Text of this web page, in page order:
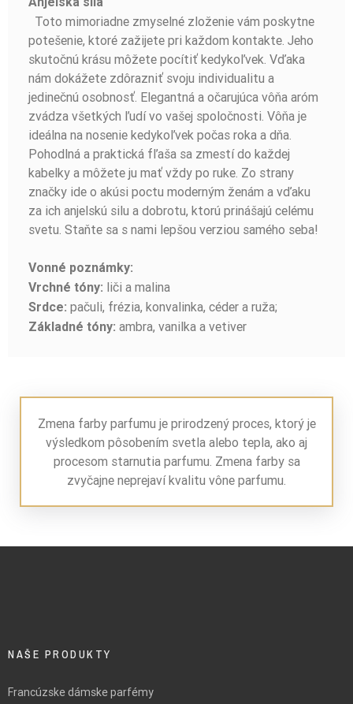
Toto mimoriadne zmyselné zloženie vám poskytne
potešenie, ktoré zažijete pri každom kontakte. Jeho
skutočnú krásu môžete pocítiť kedykoľvek. Vďaka
nám dokážete zdôrazniť svoju individualitu a
jedinečnú osobnosť. Elegantná a očarujúca vôňa aróm
zvádza všetkých ľudí vo vašej spoločnosti. Vôňa je
ideálna na nosenie kedykoľvek počas roka a dňa.
Pohodlná a praktická fľaša sa zmestí do každej
kabelky a môžete ju mať vždy po ruke. Zo strany
značky ide o akúsi poctu moderným ženám a vďaku
za ich anjelskú silu a dobrotu, ktorú prinášajú celému
svetu. Staňte sa s nami lepšou verziou samého seba!
Vonné poznámky:
Vrchné tóny: liči a malina
Srdce: pačuli, frézia, konvalinka, céder a ruža;
Základné tóny: ambra, vanilka a vetiver
Zmena farby parfumu je prirodzený proces, ktorý je
výsledkom pôsobením svetla alebo tepla, ako aj
procesom starnutia parfumu. Zmena farby sa
zvyčajne neprejaví kvalitu vône parfumu.
NAŠE PRODUKTY
Francúzske dámske parfémy